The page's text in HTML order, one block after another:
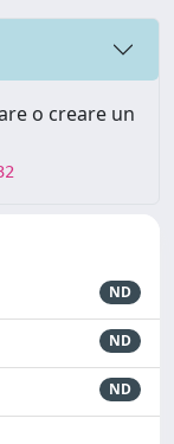
o creare un
ND
ND
ND